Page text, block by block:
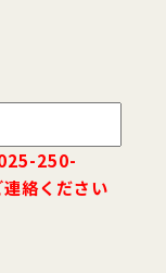
250-
絡ください